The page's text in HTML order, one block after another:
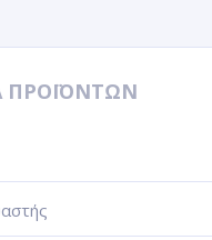
ΠΡΟΪΟΝΤΩΝ